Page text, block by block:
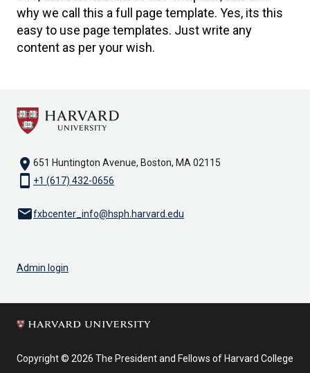
why we call this a full page template. Yes, its this
easy to use page templates. Just write any
content as per your wish.
location_on 651 Huntington Avenue, Boston, MA 02115
smartphone +1 (617) 432-0656
emailfxbcenter_info@hsph.harvard.edu
Admin login
Copyright © 2026 The President and Fellows of Harvard College